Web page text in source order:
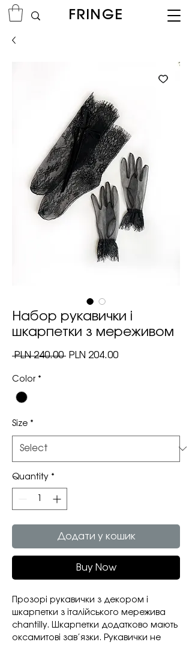
FRINGE
Набор рукавички і
шкарпетки з мереживом
PLN 240.00 Regular
PLN 204.00Sale
Color *
Size *
Quantity *
Додати у кошик
Buy Now
Прозорі рукавички з декором і
шкарпетки з італійського мережива
chantilly. Шкарпетки додатково мають
оксамитові зав’язки. Рукавички не